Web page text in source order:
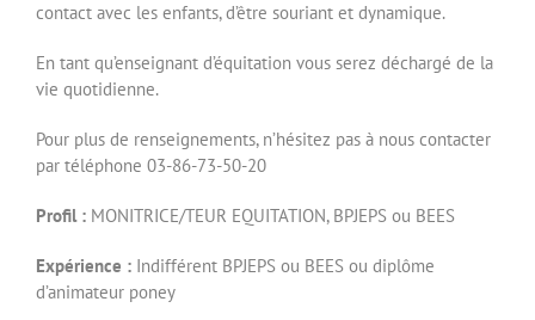
contact avec les enfants, d’être souriant et dynamique.
En tant qu’enseignant d’équitation vous serez déchargé de la
vie quotidienne.
Pour plus de renseignements, n’hésitez pas à nous contacter
par téléphone 03-86-73-50-20
Profil :MONITRICE/TEUR EQUITATION, BPJEPS ou BEES
Expérience :Indifférent BPJEPS ou BEES ou diplôme
d’animateur poney